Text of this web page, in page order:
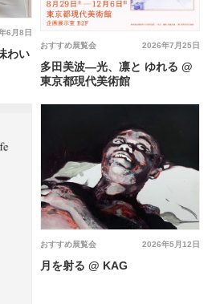
6月8日
わい
2026年7月25日
おすすめ展覧会
多田美波―光、凛と ゆれる @
東京都現代美術館
2026年5月12日
おすすめ展覧会
月を射る @ KAG